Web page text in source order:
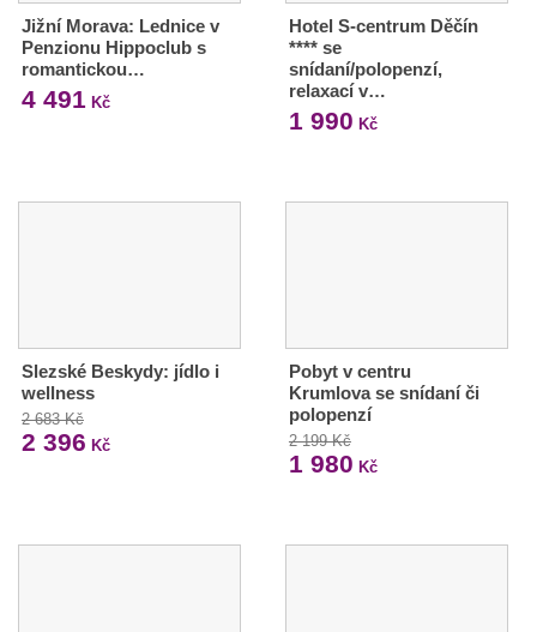
Jižní Morava: Lednice v
Penzionu Hippoclub s
romantickou…
4 491 Kč
Hotel S-centrum Děčín
**** se
snídaní/polopenzí,
relaxací v…
1 990 Kč
Slezské Beskydy: jídlo i
wellness
2 683 Kč
2 396 Kč
Pobyt v centru
Krumlova se snídaní či
polopenzí
2 199 Kč
1 980 Kč